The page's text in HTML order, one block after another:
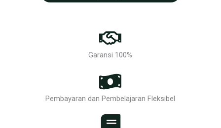
Garansi 100%
Pembayaran dan Pembelajaran Fleksibel